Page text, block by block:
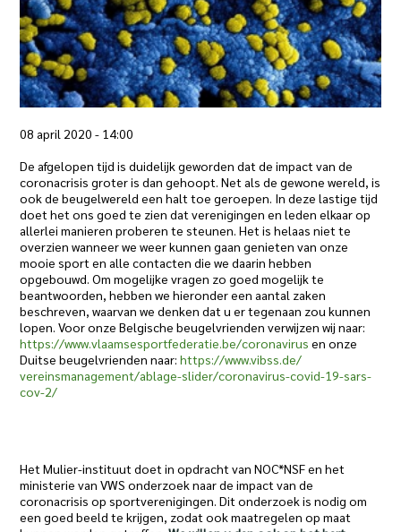
08 april 2020 - 14:00
De afgelopen tijd is duidelijk geworden dat de impact van de
coronacrisis groter is dan gehoopt. Net als de gewone wereld, is
ook de beugelwereld een halt toe geroepen. In deze lastige tijd
doet het ons goed te zien dat verenigingen en leden elkaar op
allerlei manieren proberen te steunen. Het is helaas niet te
overzien wanneer we weer kunnen gaan genieten van onze
mooie sport en alle contacten die we daarin hebben
opgebouwd. Om mogelijke vragen zo goed mogelijk te
beantwoorden, hebben we hieronder een aantal zaken
beschreven, waarvan we denken dat u er tegenaan zou kunnen
lopen. Voor onze Belgische beugelvrienden verwijzen wij naar:
https://www.vlaamsesportfederatie.be/coronavirus en onze
Duitse beugelvrienden naar:https://www.vibss.de/
vereinsmanagement/ablage-slider/coronavirus-covid-19-sars-
cov-2/
Het Mulier-instituut doet in opdracht van NOC*NSF en het
ministerie van VWS onderzoek naar de impact van de
coronacrisis op sportverenigingen. Dit onderzoek is nodig om
een goed beeld te krijgen, zodat ook maatregelen op maat